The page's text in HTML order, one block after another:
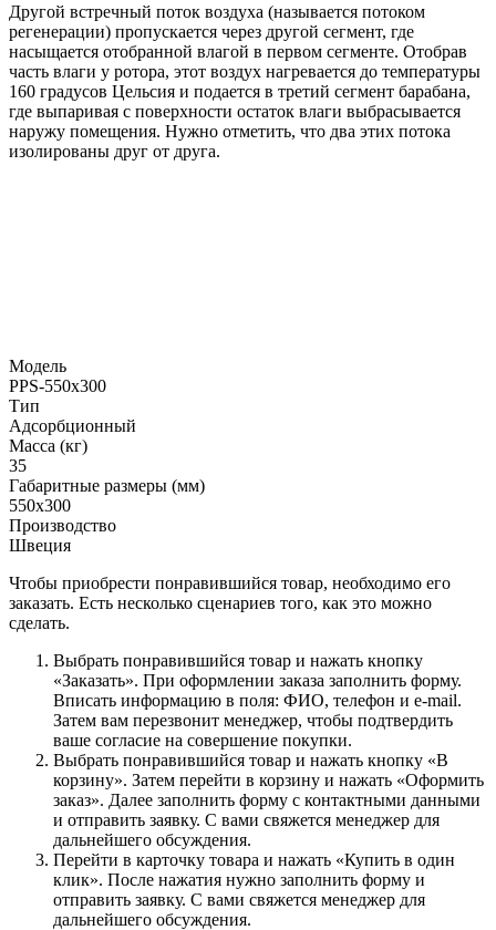
Другой встречный поток воздуха (называется потоком
регенерации) пропускается через другой сегмент, где
насыщается отобранной влагой в первом сегменте. Отобрав
часть влаги у ротора, этот воздух нагревается до температуры
160 градусов Цельсия и подается в третий сегмент барабана,
где выпаривая с поверхности остаток влаги выбрасывается
наружу помещения. Нужно отметить, что два этих потока
изолированы друг от друга.
Модель
PPS-550x300
Тип
Адсорбционный
Масса (кг)
35
Габаритные размеры (мм)
550х300
Производство
Швеция
Чтобы приобрести понравившийся товар, необходимо его
заказать. Есть несколько сценариев того, как это можно
сделать.
Выбрать понравившийся товар и нажать кнопку
«Заказать». При оформлении заказа заполнить форму.
Вписать информацию в поля: ФИО, телефон и e-mail.
Затем вам перезвонит менеджер, чтобы подтвердить
ваше согласие на совершение покупки.
Выбрать понравившийся товар и нажать кнопку «В
корзину». Затем перейти в корзину и нажать «Оформить
заказ». Далее заполнить форму с контактными данными
и отправить заявку. С вами свяжется менеджер для
дальнейшего обсуждения.
Перейти в карточку товара и нажать «Купить в один
клик». После нажатия нужно заполнить форму и
отправить заявку. С вами свяжется менеджер для
дальнейшего обсуждения.